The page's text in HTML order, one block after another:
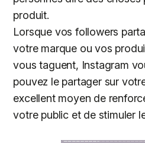
produit.
Lorsque vos followers
votre marque ou vos
vous taguent, Instagram
pouvez le partager sur
excellent moyen de
votre public et de stimuler